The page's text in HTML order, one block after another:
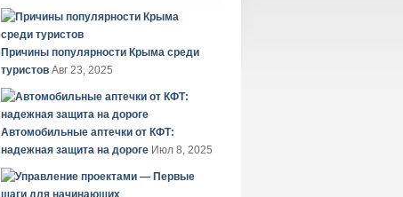
Причины популярности Крыма среди
туристов Авг 23, 2025
Автомобильные аптечки от КФТ:
надежная защита на дороге Июл 8, 2025